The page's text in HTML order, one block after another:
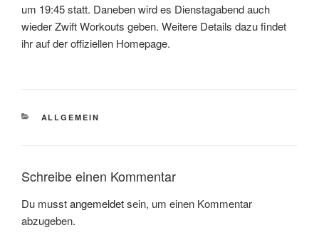
um 19:45 statt. Daneben wird es Dienstagabend auch
wieder Zwift Workouts geben. Weitere Details dazu findet
ihr auf der offiziellen Homepage.
KATEGORIEN
ALLGEMEIN
Schreibe einen Kommentar
Du musstangemeldetsein, um einen Kommentar
abzugeben.